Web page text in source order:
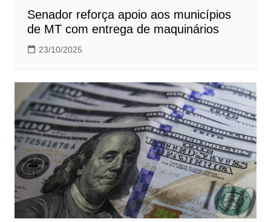
Senador reforça apoio aos municípios
de MT com entrega de maquinários
23/10/2025